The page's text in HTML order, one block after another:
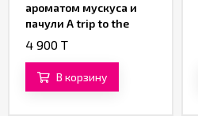
ароматом мускуса и
пачули A trip to the
Athens «Petits Joujoux»
4 900 T
В корзину